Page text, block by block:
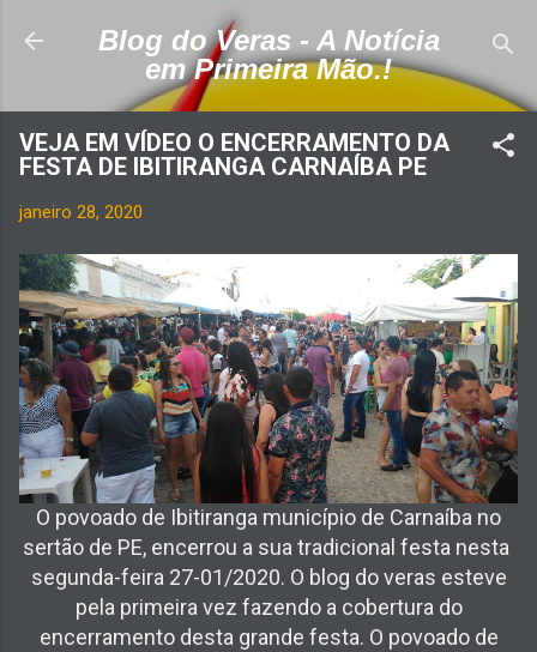
Pular para o conteúdo principal
Blog do Veras - A Notícia
em Primeira Mão.!
VEJA EM VÍDEO O ENCERRAMENTO DA
FESTA DE IBITIRANGA CARNAÍBA PE
janeiro 28, 2020
O povoado de Ibitiranga município de Carnaíba no
sertão de PE, encerrou a sua tradicional festa nesta
segunda-feira 27-01/2020. O blog do veras esteve
pela primeira vez fazendo a cobertura do
encerramento desta grande festa. O povoado de